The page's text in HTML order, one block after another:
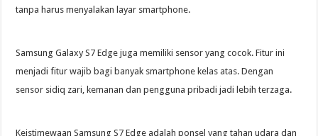
tanpa harus menyalakan layar smartphone.
Samsung Galaxy S7 Edge juga memiliki sensor yang cocok. Fitur ini
menjadi fitur wajib bagi banyak smartphone kelas atas. Dengan
sensor sidiq zari, kemanan dan pengguna pribadi jadi lebih terzaga.
Keistimewaan Samsung S7 Edge adalah ponsel yang tahan udara dan